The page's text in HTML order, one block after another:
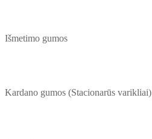
Išmetimo gumos
Kardano gumos (Stacionarūs varikliai)